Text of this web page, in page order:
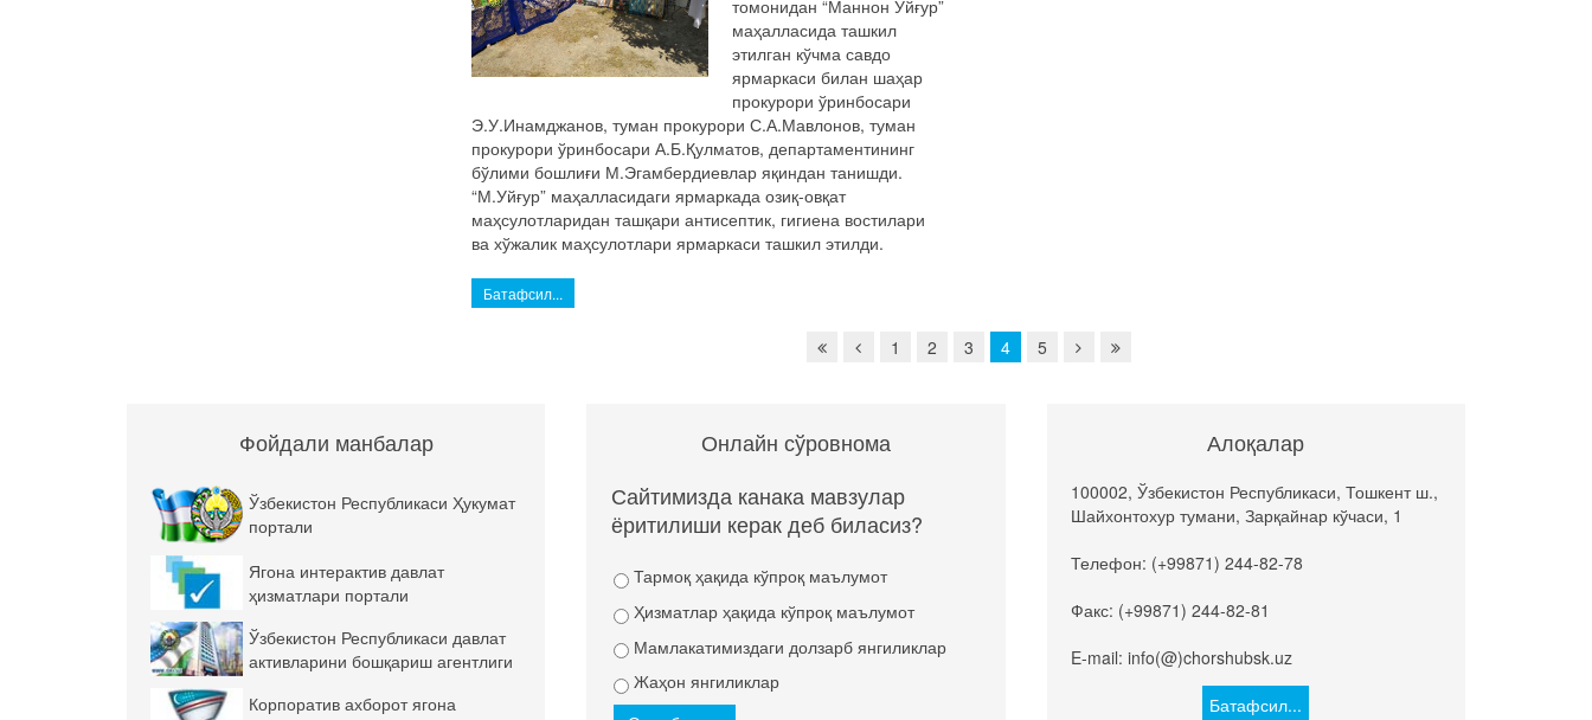
томонидан “Маннон Уйғур”
маҳалласида ташкил
этилган кўчма савдо
ярмаркаси билан шаҳар
прокурори ўринбосари
Э.У.Инамджанов, туман прокурори С.А.Мавлонов, туман
прокурори ўринбосари А.Б.Қулматов, департаментининг
бўлими бошлиғи М.Эгамбердиевлар яқиндан танишди.
“М.Уйғур” маҳалласидаги ярмаркада озиқ-овқат
маҳсулотларидан ташқари антисептик, гигиена востилари
ва хўжалик маҳсулотлари ярмаркаси ташкил этилди.
Батафсил...
1 2 3 4 5
Фойдали манбалар
Ўзбекистон Республикаси Ҳукумат
портали
Ягона интерактив давлат
ҳизматлари портали
Ўзбекистон Республикаси давлат
активларини бошқариш агентлиги
Корпоратив ахборот ягона
Онлайн сўровнома
Сайтимизда канака мавзулар
ёритилиши керак деб биласиз?
Тармоқ ҳақида кўпроқ маълумот
Ҳизматлар ҳақида кўпроқ маълумот
Мамлакатимиздаги долзарб янгиликлар
Жаҳон янгиликлар
Алоқалар
100002, Ўзбекистон Республикаси, Тошкент ш.,
Шайхонтохур тумани, Зарқайнар кўчаси, 1
Телефон: (+99871) 244-82-78
Факс: (+99871) 244-82-81
E-mail: info(@)chorshubsk.uz
Батафсил...